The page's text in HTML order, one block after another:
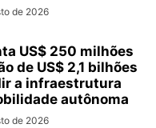
de 2026
US$ 250 milhões
de US$ 2,1 bilhões
a infraestrutura
autônoma
de 2026